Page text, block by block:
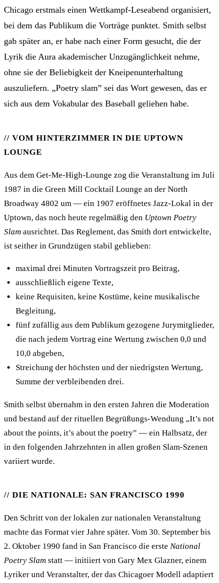
Chicago erstmals einen Wettkampf-Leseabend organisiert,
bei dem das Publikum die Vorträge punktet. Smith selbst
gab später an, er habe nach einer Form gesucht, die der
Lyrik die Aura akademischer Unzugänglichkeit nehme,
ohne sie der Beliebigkeit der Kneipenunterhaltung
auszuliefern. „Poetry slam” sei das Wort gewesen, das er
sich aus dem Vokabular des Baseball geliehen habe.
VOM HINTERZIMMER IN DIE UPTOWN
LOUNGE
Aus dem Get-Me-High-Lounge zog die Veranstaltung im Juli
1987 in die Green Mill Cocktail Lounge an der North
Broadway 4802 um — ein 1907 eröffnetes Jazz-Lokal in der
Uptown, das noch heute regelmäßig den Uptown Poetry
Slam ausrichtet. Das Reglement, das Smith dort entwickelte,
ist seither in Grundzügen stabil geblieben:
maximal drei Minuten Vortragszeit pro Beitrag,
ausschließlich eigene Texte,
keine Requisiten, keine Kostüme, keine musikalische
Begleitung,
fünf zufällig aus dem Publikum gezogene Jurymitglieder,
die nach jedem Vortrag eine Wertung zwischen 0,0 und
10,0 abgeben,
Streichung der höchsten und der niedrigsten Wertung,
Summe der verbleibenden drei.
Smith selbst übernahm in den ersten Jahren die Moderation
und bestand auf der rituellen Begrüßungs-Wendung „It’s not
about the points, it’s about the poetry” — ein Halbsatz, der
in den folgenden Jahrzehnten in allen großen Slam-Szenen
variiert wurde.
DIE NATIONALE: SAN FRANCISCO 1990
Den Schritt von der lokalen zur nationalen Veranstaltung
machte das Format vier Jahre später. Vom 30. September bis
2. Oktober 1990 fand in San Francisco die erste National
Poetry Slam statt — initiiert von Gary Mex Glazner, einem
Lyriker und Veranstalter, der das Chicagoer Modell adaptiert